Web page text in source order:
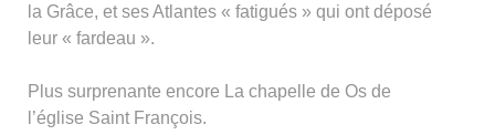
la Grâce, et ses Atlantes « fatigués » qui ont déposé
leur « fardeau ».
Plus surprenante encore La chapelle de Os de
l’église Saint François.